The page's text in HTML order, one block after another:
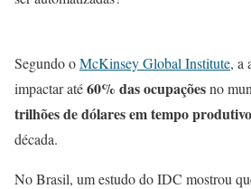
Segundo oMcKinsey Global Institute, a
impactar até60% das ocupaçõesno
trilhões de dólares em tempo produtivo
década.
No Brasil, um estudo do IDC mostrou